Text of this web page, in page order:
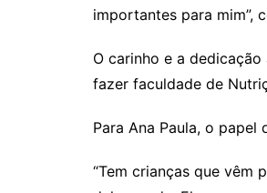
importantes para mim”,
O carinho e a
fazer faculdade de
Para Ana Paula, o
“Tem crianças que vêm